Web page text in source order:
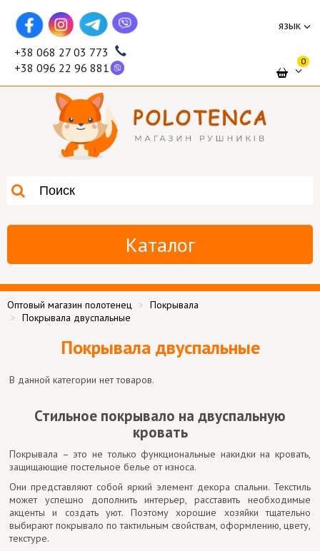
язык
+38 068 27 03 773
+38 096 22 96 881
0
Каталог
Оптовый магазин полотенец
Покрывала
Покрывала двуспальные
Покрывала двуспальные
В данной категории нет товаров.
Стильное покрывало на двуспальную
кровать
Покрывала – это не только функциональные накидки на кровать,
защищающие постельное белье от износа.
Они представляют собой яркий элемент декора спальни. Текстиль
может успешно дополнить интерьер, расставить необходимые
акценты и создать уют. Поэтому хорошие хозяйки тщательно
выбирают покрывало по тактильным свойствам, оформлению, цвету,
текстуре.